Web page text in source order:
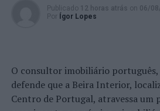
cumprimento de 5 cinco meses de
detido, condenado pela prática de
Foto: DR.
TÓPICOS RELACIONADOS:
Publicado 12 horas atrás on 06/
Por
Ígor Lopes
O consultor imobiliário
defende que a Beira Interior,
Centro de Portugal, atravessa um